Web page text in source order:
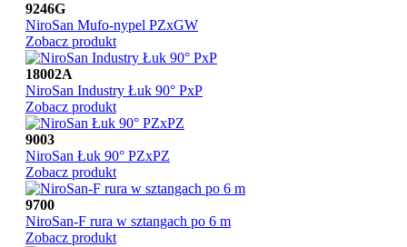
9246G
NiroSan Mufo-nypel PZxGW
Zobacz produkt
18002A
NiroSan Industry Łuk 90° PxP
Zobacz produkt
9003
NiroSan Łuk 90° PZxPZ
Zobacz produkt
9700
NiroSan-F rura w sztangach po 6 m
Zobacz produkt